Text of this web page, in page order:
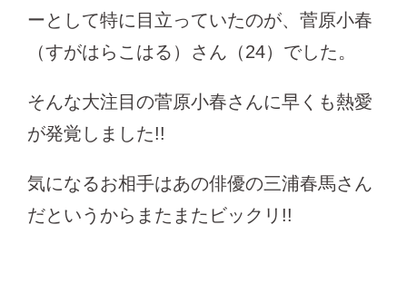
ーとして特に目立っていたのが、菅原小春
（すがはらこはる）さん（24）でした。
そんな大注目の菅原小春さんに早くも熱愛
が発覚しました!!
気になるお相手はあの俳優の三浦春馬さん
だというからまたまたビックリ!!